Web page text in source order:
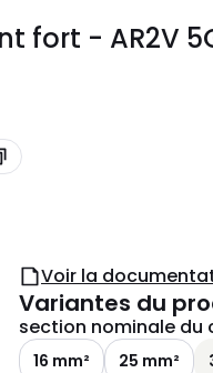
fort - AR2V
Voir la
Variantes du
section nominale du
16 mm² 25 mm²